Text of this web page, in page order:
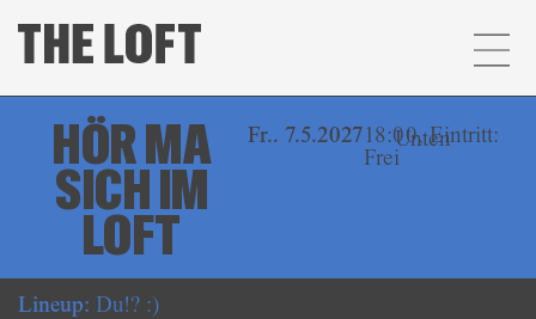
HÖR MA
SICH IM
LOFT
Fr.. 7.5.202718:00, Eintritt:
Frei
Unten
Lineup: Du!? :)